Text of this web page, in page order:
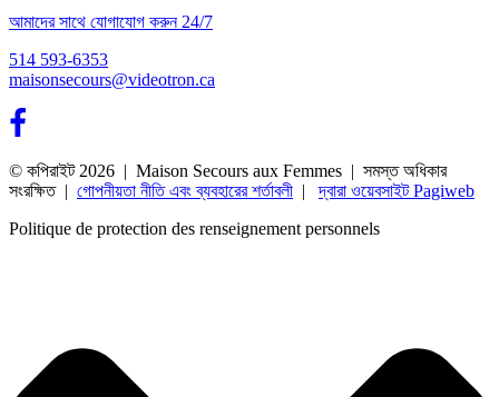
আমাদের সাথে যোগাযোগ করুন 24/7
514 593-6353
maisonsecours@videotron.ca
© কপিরাইট 2026 | Maison Secours aux Femmes | সমস্ত অধিকার
সংরক্ষিত | গোপনীয়তা নীতি এবং ব্যবহারের শর্তাবলী |দ্বারা ওয়েবসাইট Pagiweb
Politique de protection des renseignement personnels